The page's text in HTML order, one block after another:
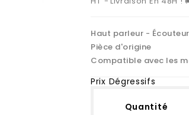
Haut parleur -
Pièce d'origine
Compatible avec les
Prix Dégressifs
Quantité